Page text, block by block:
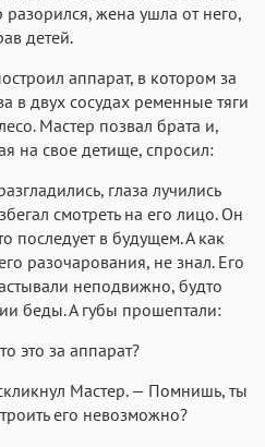
жена ушла от него,
детей.
аппарат, в котором за
в двух сосудах ременные тяги
Мастер позвал брата и,
на свое детище, спросил:
глаза лучились
смотреть на его лицо. Он
последует в будущем. А как
разочарования, не знал. Его
неподвижно, будто
беды. А губы прошептали:
это за аппарат?
Мастер. — Помнишь, ты
его невозможно?